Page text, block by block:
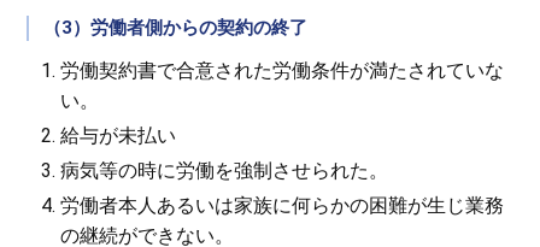
（3）労働者側からの契約の終了
労働契約書で合意された労働条件が満たされていな
い。
給与が未払い
病気等の時に労働を強制させられた。
労働者本人あるいは家族に何らかの困難が生じ業務
の継続ができない。